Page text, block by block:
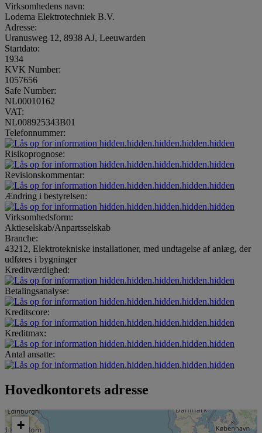
Virksomhedens navn:
Lodema Elektrotechniek B.V.
Adresse:
Uranusweg 12, 8938 AJ, Leeuwarden
Startdato:
1934
KVK Number:
1057656
Safe Number:
NL00010162
VAT:
NL008925343B01
Telefonnummer:
hidden.hidden.hidden.hidden.hidden
Risikoprognose:
hidden.hidden.hidden.hidden.hidden
Revisionskommentar:
hidden.hidden.hidden.hidden.hidden
Ændring i bestyrelsen:
hidden.hidden.hidden.hidden.hidden
Virksomhedsform:
Aktieselskab/Anpartsselskab
Branche:
43212, Elektrotekniske installationer, med undtagelse af anlæg, der
udføres i bygninger
Kreditværdighed:
hidden.hidden.hidden.hidden.hidden
Betalingsanalyse:
hidden.hidden.hidden.hidden.hidden
Kreditscore:
hidden.hidden.hidden.hidden.hidden
Kreditmax:
hidden.hidden.hidden.hidden.hidden
Antal ansatte:
hidden.hidden.hidden.hidden.hidden
Hovedkontorets adresse
+